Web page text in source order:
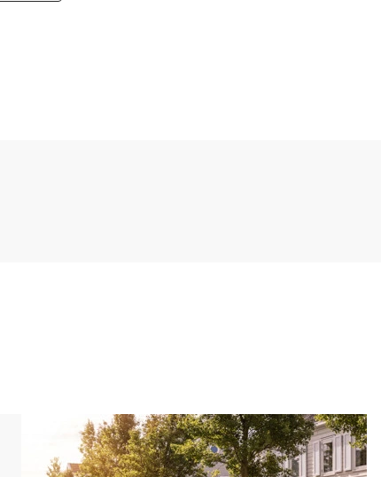
speelkamer. De speelkamer is geheel in jungle-
De ene slaapkamer beschikt over 2
een wastafel en een toilet.
op de centrale parkeerplaatsen op het